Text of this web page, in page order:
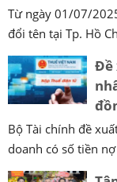
Từ ngày 01/07/
đổi tên tại Tp. Hồ
Đề
Bộ Tài chính đề
doanh có số tiền